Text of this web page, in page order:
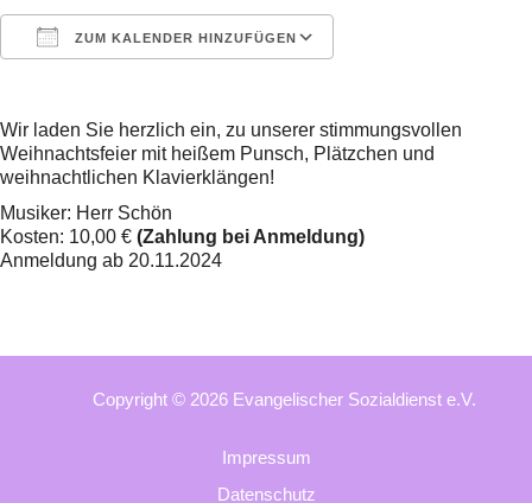
ZUM KALENDER HINZUFÜGEN
Wir laden Sie herzlich ein, zu unserer stimmungsvollen
Weihnachtsfeier mit heißem Punsch, Plätzchen und
weihnachtlichen Klavierklängen!
Musiker: Herr Schön
Kosten: 10,00 € (Zahlung bei Anmeldung)
Anmeldung ab 20.11.2024
Copyright © 2026 Evangelischer Sozialdienst e.V.
Impressum
Datenschutz